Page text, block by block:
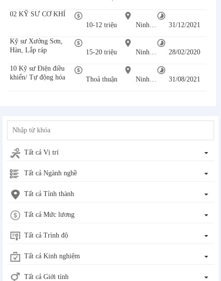
02 KỸ SƯ CƠ KHÍ
10-12 triệu
Ninh Bình 31/12/2021
Kỹ sư Xưởng Sơn,
Hàn, Lắp ráp
15-20 triệu Ninh Bình 28/02/2020
10 Kỹ sư Điện điều
khiển/ Tự động hóa
Thoả thuận Ninh Bình 31/08/2021
Tất cả Vị trí
Tất cả Ngành nghề
Tất cả Tỉnh thành
Tất cả Mức lương
Tất cả Trình độ
Tất cả Kinh nghiệm
Tất cả Giới tính